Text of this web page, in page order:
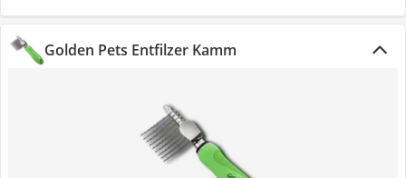
Golden Pets Entfilzer Kamm